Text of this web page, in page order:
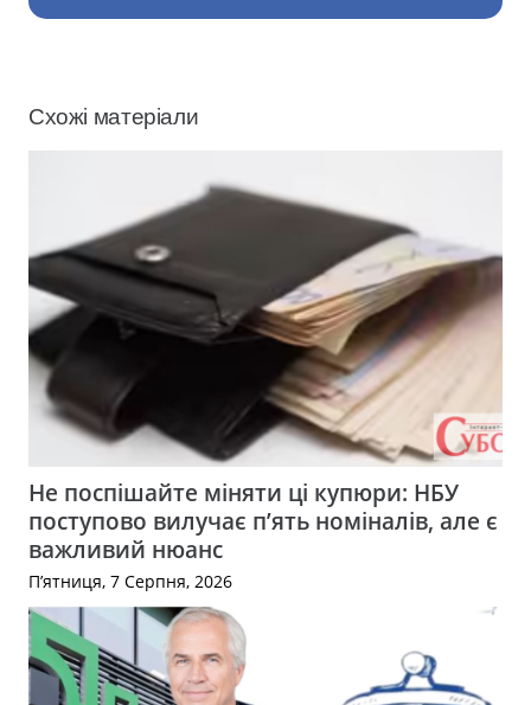
Схожі матеріали
Не поспішайте міняти ці купюри: НБУ
поступово вилучає п’ять номіналів, але є
важливий нюанс
П’ятниця, 7 Серпня, 2026